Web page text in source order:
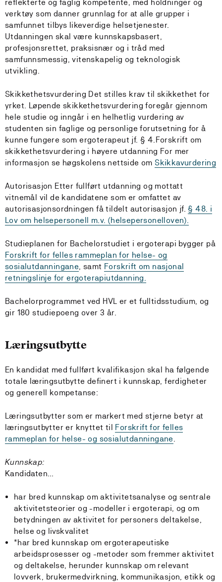
reflekterte og faglig kompetente, med holdninger og
verktøy som danner grunnlag for at alle grupper i
samfunnet tilbys likeverdige helsetjenester.
Utdanningen skal være kunnskapsbasert,
profesjonsrettet, praksisnær og i tråd med
samfunnsmessig, vitenskapelig og teknologisk
utvikling.
Skikkethetsvurdering Det stilles krav til skikkethet for
yrket. Løpende skikkethetsvurdering foregår gjennom
hele studie og inngår i en helhetlig vurdering av
studenten sin faglige og personlige forutsetning for å
kunne fungere som ergoterapeut jf. § 4.Forskrift om
skikkethetsvurdering i høyere utdanning For mer
informasjon se høgskolens nettside om Skikkavurdering
Autorisasjon Etter fullført utdanning og mottatt
vitnemål vil de kandidatene som er omfattet av
autorisasjonsordningen få tildelt autorisasjon jf. § 48. i
Lov om helsepersonell m.v. (helsepersonelloven).
Studieplanen for Bachelorstudiet i ergoterapi bygger på
Forskrift for felles rammeplan for helse- og
sosialutdanningane, samt Forskrift om nasjonal
retningslinje for ergoterapiutdanning.
Bachelorprogrammet ved HVL er et fulltidsstudium, og
gir 180 studiepoeng over 3 år.
Læringsutbytte
En kandidat med fullført kvalifikasjon skal ha følgende
totale læringsutbytte definert i kunnskap, ferdigheter
og generell kompetanse:
Læringsutbytter som er markert med stjerne betyr at
læringsutbytter er knyttet til Forskrift for felles
rammeplan for helse- og sosialutdanningane.
Kunnskap:
Kandidaten…
har bred kunnskap om aktivitetsanalyse og sentrale
aktivitetsteorier og -modeller i ergoterapi, og om
betydningen av aktivitet for personers deltakelse,
helse og livskvalitet
*har bred kunnskap om ergoterapeutiske
arbeidsprosesser og -metoder som fremmer aktivitet
og deltakelse, herunder kunnskap om relevant
lovverk, brukermedvirkning, kommunikasjon, etikk og